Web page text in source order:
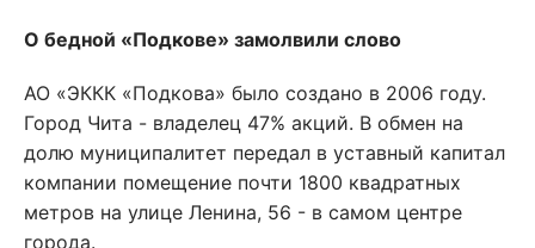
О бедной «Подкове» замолвили слово
АО «ЭККК «Подкова» было создано в 2006 году.
Город Чита - владелец 47% акций. В обмен на
долю муниципалитет передал в уставный капитал
компании помещение почти 1800 квадратных
метров на улице Ленина, 56 - в самом центре
города.